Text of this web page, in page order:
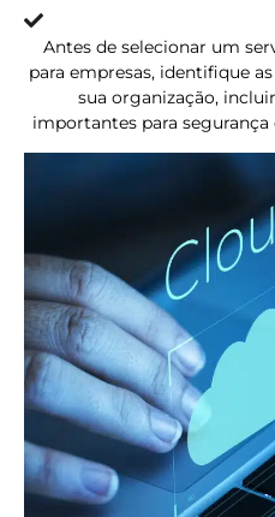
Antes de selecionar um
para empresas, identifique
sua organização,
importantes para